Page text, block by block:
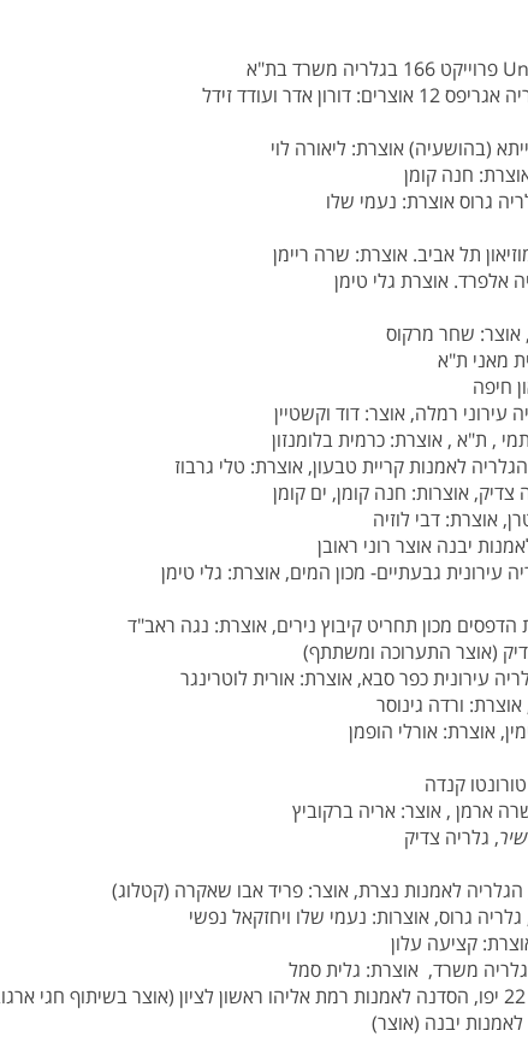
12 אוצרים: דורון אדר ועודד זידל
(בהושעיה) אוצרת: ליאורה לוי
חנה קומן
גרוס אוצרת: נעמי שלו
תל אביב. אוצרת: שרה ריימן
אלפרד. אוצרת גלי טימן
אוצר: שחר מרקוס
מאני ת"א
חיפה
עירוני רמלה, אוצר: דוד וקשטיין
, ת"א , אוצרת: כרמית בלומנזון
לאמנות קריית טבעון, אוצרת: טלי גרבוז
צדיק, אוצרות: חנה קומן, ים קומן
אוצרת: דבי לוזיה
יבנה אוצר רוני ראובן
עירונית גבעתיים- מכון המים, אוצרת: גלי טימן
הדפסים מכון תחריט קיבוץ נירים, אוצרת: נגה ראב"ד
(אוצר התערוכה ומשתתף)
עירונית כפר סבא, אוצרת: אורית לוטרינגר
אוצרת: ורדה גינוסר
אוצרת: אורלי הופמן
קנדה
ארמן , אוצר: אריה ברקוביץ
, גלריה צדיק
הגלריה לאמנות נצרת, אוצר: פריד אבו שאקרה (קטלוג)
גלריה גרוס, אוצרות: נעמי שלו ויחזקאל נפשי
קציעה עלון
גלריה משרד, אוצרת: גלית סמל
יבנה (אוצר)